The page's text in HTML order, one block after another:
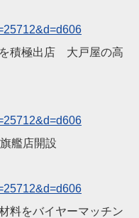
積極出店 大戸屋の高
艦店開設
料をバイヤーマッチン